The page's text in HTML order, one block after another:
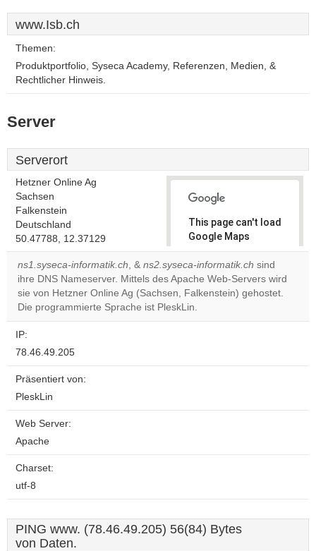
www.Isb.ch
Themen:
Produktportfolio, Syseca Academy, Referenzen, Medien, &
Rechtlicher Hinweis.
Server
Serverort
Hetzner Online Ag
Sachsen
Falkenstein
Deutschland
50.47788, 12.37129
This page can't load
Google Maps
correctly.
Do you
own this
OK
ns1.syseca-informatik.ch, & ns2.syseca-informatik.ch sind
ihre DNS Nameserver. Mittels des Apache Web-Servers wird
sie von Hetzner Online Ag (Sachsen, Falkenstein) gehostet.
Die programmierte Sprache ist PleskLin.
IP:
78.46.49.205
Präsentiert von:
PleskLin
Web Server:
Apache
Charset:
utf-8
PING www. (78.46.49.205) 56(84) Bytes
von Daten.